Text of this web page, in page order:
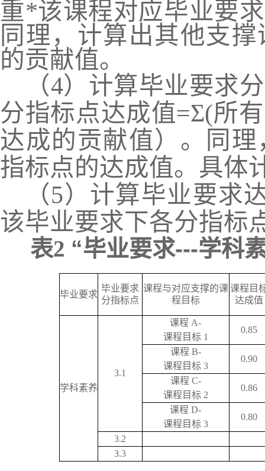
重*该课程对应毕业要
同理 ， 计算出其他支
的贡献值。
（4）计算毕业要求
分指标点达成值=Σ(所
达成的贡献值）。同理
指标点的达成值。具体
（5）计算毕业要求
该毕业要求下各分指标
表2 “毕业要求---学科
毕业要求
毕业要求
分指标点
课程与对应支撑的课
程目标
课程目
达成值
学科素养
3.1
课程 A-
课程目标 1
0.85
课程 B-
课程目标 3
0.90
课程 C-
课程目标 2
0.86
课程 D-
课程目标 3
0.80
3.2
3.3